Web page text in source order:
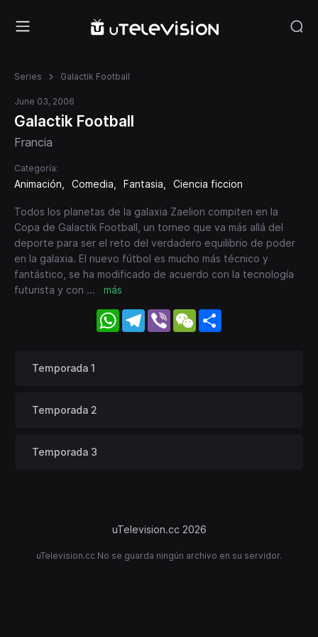
Series Galactik Football
June 03, 2006
Galactik Football
Francia
Categoría:
Animación Comedia Fantasia Ciencia ficcion
Todos los planetas de la galaxia Zaelion compiten en la
Copa de Galactik Football, un torneo que va más allá del
deporte para ser el reto del verdadero equilibrio de poder
en la galaxia. El nuevo fútbol es mucho más técnico y
fantástico, se ha modificado de acuerdo con la tecnología
futurista y con ... más
WhatsApp
Telegram
Viber WeChat
Temporada 1
Temporada 2
Temporada 3
uTelevision.cc 2026
uTelevision.cc No se guarda ningún archivo en su servidor.